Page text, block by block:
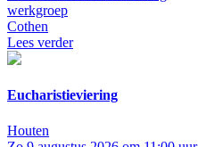
werkgroep
Cothen
Lees verder
Eucharistieviering
Houten